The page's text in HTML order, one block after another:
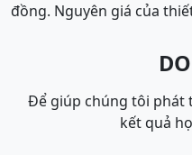
đồng. Nguyên giá của
Để giúp chúng tôi phát
kết quả